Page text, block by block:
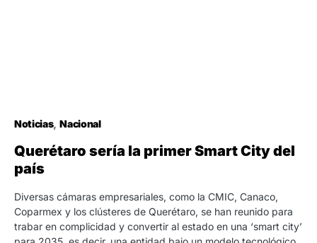
Noticias Nacional
Querétaro sería la primer Smart City del
país
Diversas cámaras empresariales, como la CMIC, Canaco,
Coparmex y los clústeres de Querétaro, se han reunido para
trabar en complicidad y convertir al estado en una ‘smart city’